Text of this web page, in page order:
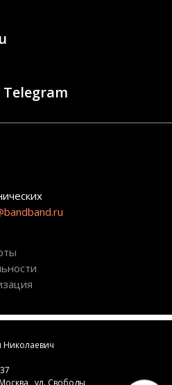
, ул. Свободы,